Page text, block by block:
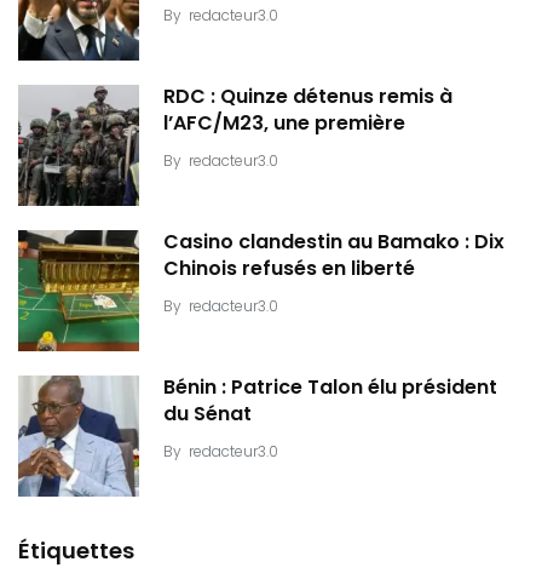
By redacteur3.0
RDC : Quinze détenus remis à
l’AFC/M23, une première
By redacteur3.0
Casino clandestin au Bamako : Dix
Chinois refusés en liberté
By redacteur3.0
Bénin : Patrice Talon élu président
du Sénat
By redacteur3.0
Étiquettes